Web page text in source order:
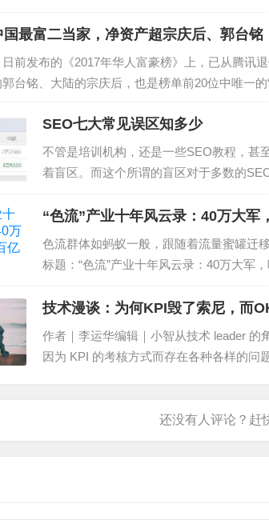
论，有些优化方向是明确的，比如良好的
最富二当家，净资产超宗庆后、郭台铭
前发布的《2017年华人富豪榜》上，已从腾讯
台铭、大陆的宗庆后，也是榜单前20位中唯一
讯产品…
SEO七大常见误区知多少
不管是培训机构，还是一些SEO教程，甚
着盲区。而这个所谓的盲区对于多数的
优化的站点。结合多个SEO朋友所向我
“色流”产业十年风云录：40万大军
色流群体如蚂蚁一般，跟随着流量蜜罐
标题：“色流”产业十年风云录：40万大军
事』，转载请联系作者。在“流量为王”的
技术漫谈：为何KPI毁了索尼，而
作者｜李运华编辑｜小智从技术 leader 的
因为 KPI 的考核方式而存在各种各样的问